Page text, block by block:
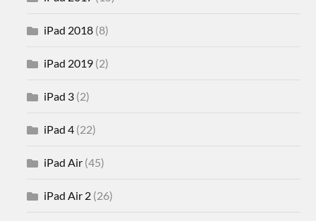
iPad 2018 (8)
iPad 2019 (2)
iPad 3 (2)
iPad 4 (22)
iPad Air (45)
iPad Air 2 (26)